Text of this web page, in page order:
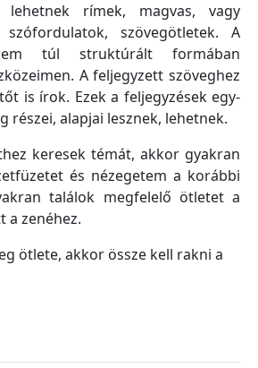
lehetnek rímek, magvas, vagy
szófordulatok, szövegötletek. A
túl struktúrált formában
A feljegyzett szöveghez
is írok. Ezek a feljegyzések egy-
részei, alapjai lesznek, lehetnek.
keresek témát, akkor gyakran
és nézegetem a korábbi
találok megfelelő ötletet a
a zenéhez.
ötlete, akkor össze kell rakni a
window